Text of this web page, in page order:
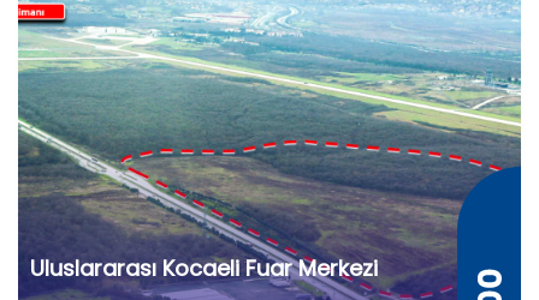
Uluslararası Kocaeli Fuar Merkezi